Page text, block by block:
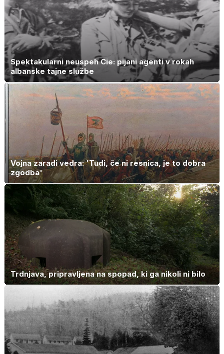
Spektakularni neuspeh Cie: pijani agenti v rokah
albanske tajne službe
Vojna zaradi vedra: 'Tudi, če ni resnica, je to dobra
zgodba'
Trdnjava, pripravljena na spopad, ki ga nikoli ni bilo